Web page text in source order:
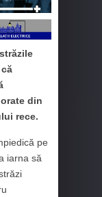
din
rece.
pe
iarna să